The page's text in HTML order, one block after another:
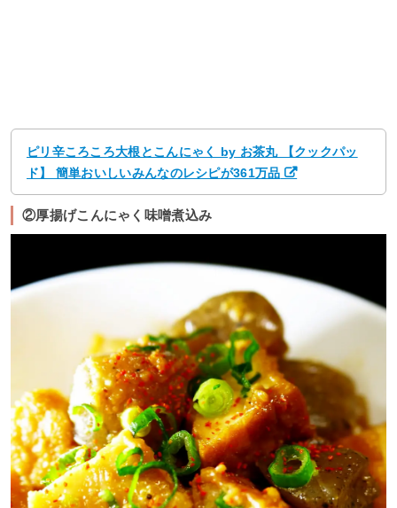
ピリ辛ころころ大根とこんにゃく by お茶丸 【クックパッ
ド】 簡単おいしいみんなのレシピが361万品
②厚揚げこんにゃく味噌煮込み